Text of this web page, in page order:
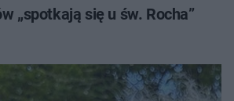
„spotkają się u św. Rocha”